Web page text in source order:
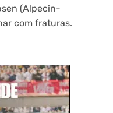
(Alpecin-
com fraturas.